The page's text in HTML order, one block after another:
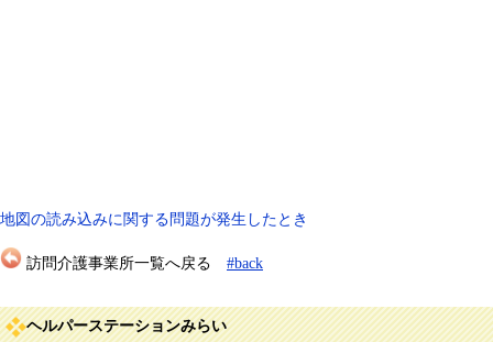
地図の読み込みに関する問題が発生したとき
訪問介護事業所一覧へ戻る #back
ヘルパーステーションみらい